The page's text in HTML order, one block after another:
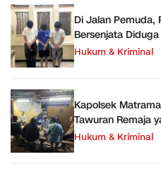
Di Jalan
Bersenjata
Hukum & Kriminal
Kapolsek
Tawuran Remaja
Hukum & Kriminal